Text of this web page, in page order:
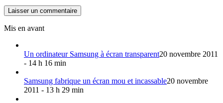
Mis en avant
Un ordinateur Samsung à écran transparent20 novembre 2011
- 14 h 16 min
Samsung fabrique un écran mou et incassable20 novembre
2011 - 13 h 29 min